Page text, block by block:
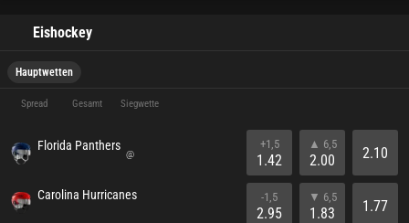
Eishockey
Hauptwetten
Spread Gesamt Siegwette
Florida Panthers
@
Carolina Hurricanes
+1,5
1.42
-1,5
2.95
▲ 6,5
2.00
▼ 6,5
1.83
2.10
1.77